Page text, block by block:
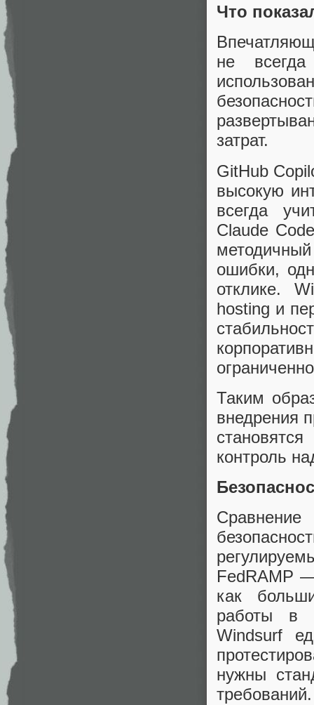
Что
не
затрат.
GitHub
высокую
всегда
Claude
ошибки,
отклике.
hosting и
Таким
внедрения
контроль
FedRAMP
как
работы в
Windsurf
нужны
требований.